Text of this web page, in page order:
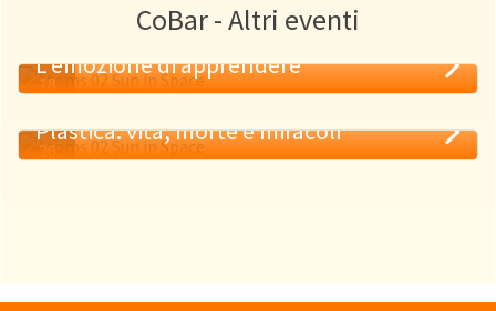
CoBar - Altri eventi
18
L'emozione di apprendere
20
Plastica: vita, morte e miracoli